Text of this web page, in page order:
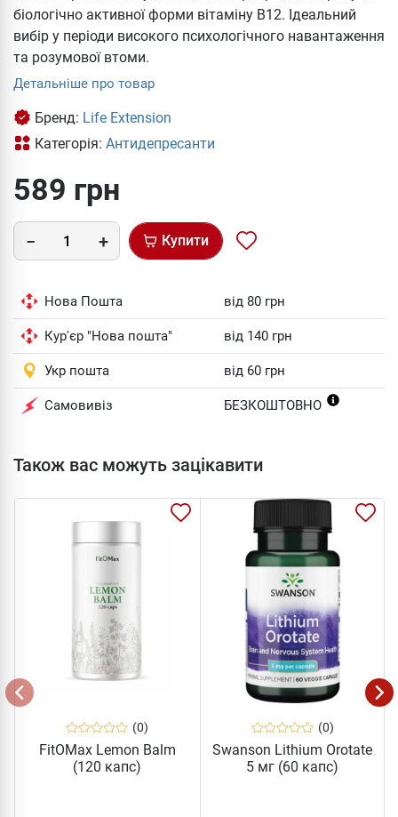
біологічно активної форми вітаміну B12. Ідеальний
вибір у періоди високого психологічного навантаження
та розумової втоми.
Детальніше про товар
Бренд: Life Extension
Категорія: Антидепресанти
589 грн
Купити
Нова Пошта від 80 грн
Кур'єр "Нова пошта" від 140 грн
Укр пошта від 60 грн
Самовивіз БЕЗКОШТОВНО
Також вас можуть зацікавити
(0)
FitOMax Lemon Balm
(120 капс)
(0)
Swanson Lithium Orotate
5 мг (60 капс)